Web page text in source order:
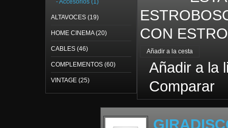
- Accesorios (1)
ALTAVOCES (19)
HOME CINEMA (20)
CABLES (46)
COMPLEMENTOS (60)
VINTAGE (25)
CON
Añadir a la
Comparar